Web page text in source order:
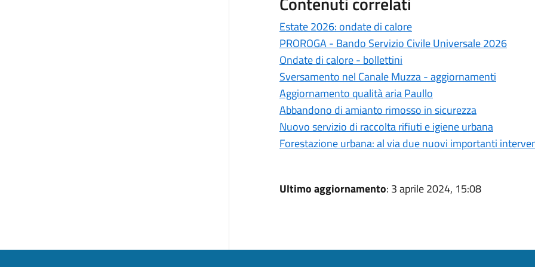
Estate 2026: ondate di calore
PROROGA - Bando Servizio Civile Universale 2026
Ondate di calore - bollettini
Sversamento nel Canale Muzza - aggiornamenti
Aggiornamento qualità aria Paullo
Abbandono di amianto rimosso in sicurezza
Nuovo servizio di raccolta rifiuti e igiene urbana
Forestazione urbana: al via due nuovi importanti
Ultimo aggiornamento: 3 aprile 2024, 15:08